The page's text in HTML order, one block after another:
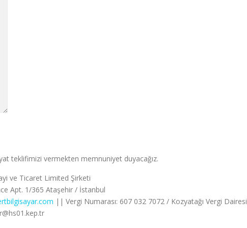
teklifimizi vermekten memnuniyet duyacağız.
ve Ticaret Limited Şirketi
Apt. 1/365 Ataşehir / İstanbul
|| Vergi Numarası: 607 032 7072 / Kozyatağı Vergi Dairesi